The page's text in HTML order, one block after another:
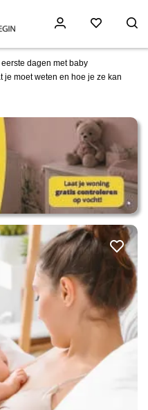
eerste dagen met baby
je moet weten en hoe je ze kan